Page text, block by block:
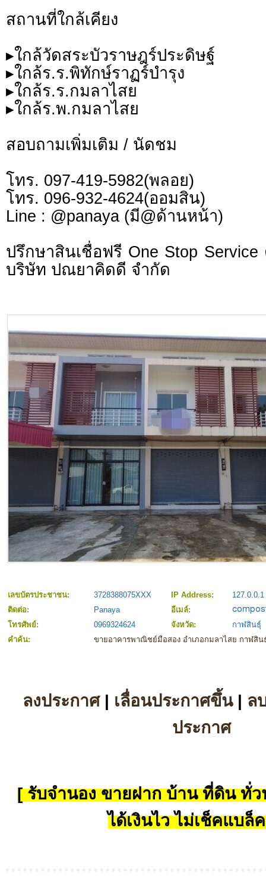
สถานที่ใกล้เคียง
▸ใกล้วัดสระบัวราษฎร์ประดิษฐ์
▸ใกล้ร.ร.พิทักษ์ราฏร์บำรุง
▸ใกล้ร.ร.กมลาไสย
▸ใกล้ร.พ.กมลาไสย
สอบถามเพิ่มเติม / นัดชม
โทร. 097-419-5982(พลอย)
โทร. 096-932-4624(ออมสิน)
Line : @panaya (มี@ด้านหน้า)
ปรึกษาสินเชื่อฟรี One Stop
บริษัท ปณยาคิดดี จำกัด
เลขบัตรประชาชน: 3728388075XXX IP Address:
127.0.0.1
ติดต่อ:
Panaya
อีเมล์:
โทรศัพย์:
0969324624 จังหวัด:
กาฬสินธุ์
คำค้น:
ขายอาคารพาณิชย์มือสอง อำเภอกมลาไสย กาฬสิน
ลงประกาศ| เลื่อนประกาศขึ้น| ล
ประกาศ
[ รับจำนอง ขายฝาก บ้าน ที่ดิน ทั่ว
ได้เงินไว ไม่เช็คแบล็